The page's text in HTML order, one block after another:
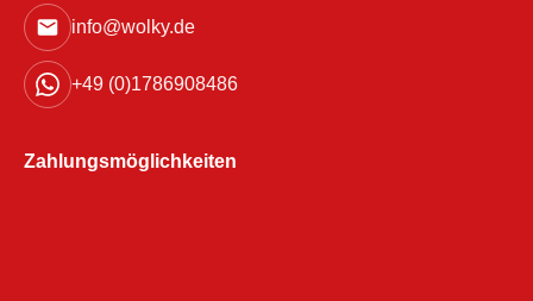
info@wolky.de
+49 (0)1786908486
Zahlungsmöglichkeiten